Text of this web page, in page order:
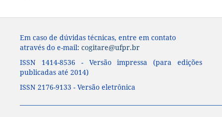
Em caso de dúvidas técnicas, entre em contato
através do e-mail: cogitare@ufpr.br
ISSN 1414-8536 - Versão impressa (para edições
publicadas até 2014)
ISSN 2176-9133 - Versão eletrônica